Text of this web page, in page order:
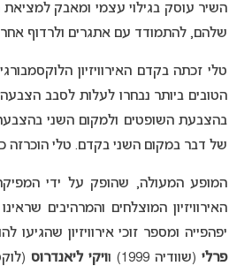
השיר עוסק בגילוי עצמי ומאבק
שלהם, להתמודד עם אתגרים ולרדוף
טלי זכתה בקדם האירוויזיון
הטובים ביותר נבחרו לעלות לסבב
בהצבעת השופטים ולמקום השני
של דבר במקום השני בקדם. טלי הוכרזה
המופע המעולה, שהופק על ידי
האירוויזיון המוצלחים והמרהיבים
יפהפייה ומספר זוכי אירוויזיון שהגיעו
פרלי(שוודיה 1999) ו ויקי ליאנדרוס